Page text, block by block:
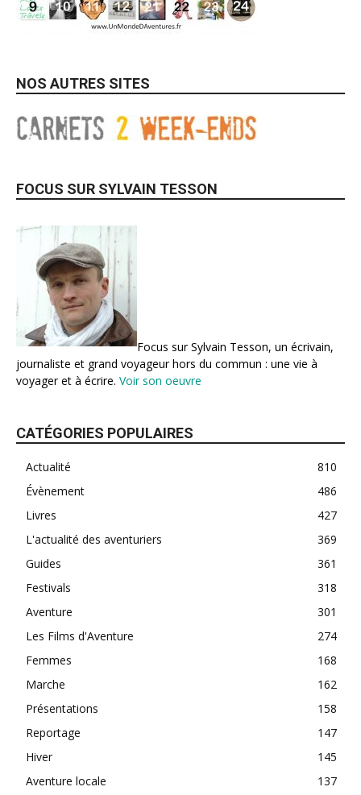
NOS AUTRES SITES
FOCUS SUR SYLVAIN TESSON
Focus sur Sylvain Tesson, un écrivain,
journaliste et grand voyageur hors du commun : une vie à
voyager et à écrire. Voir son oeuvre
CATÉGORIES POPULAIRES
Actualité
810
Évènement
486
Livres
427
L'actualité des aventuriers
369
Guides
361
Festivals
318
Aventure
301
Les Films d'Aventure
274
Femmes
168
Marche
162
Présentations
158
Reportage
147
Hiver
145
Aventure locale
137